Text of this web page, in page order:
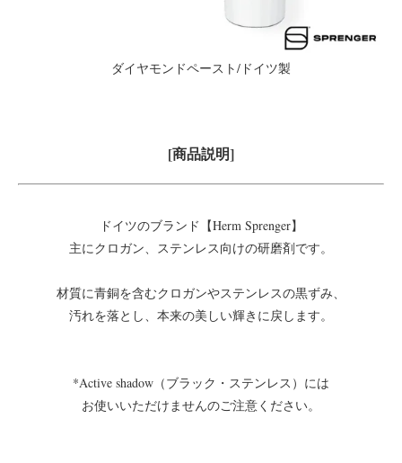
ダイヤモンドペースト/ドイツ製
[商品説明]
ドイツのブランド【Herm Sprenger】
主にクロガン、ステンレス向けの研磨剤です。
材質に青銅を含むクロガンやステンレスの黒ずみ、
汚れを落とし、本来の美しい輝きに戻します。
*Active shadow（ブラック・ステンレス）には
お使いいただけませんのご注意ください。